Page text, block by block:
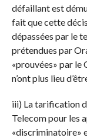
défaillant est
fait que cette
dépassées par le
prétendues par
«prouvées» par le
n’ont plus lieu
iii) La tarification
Telecom pour les
«discriminatoire»